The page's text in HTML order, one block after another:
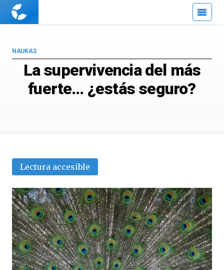
Cuaderno
La supervivencia del más
fuerte… ¿estás seguro?
NAUKAS
Lectura accesible